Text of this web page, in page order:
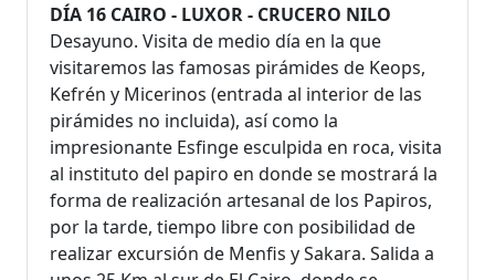
DÍA 16 CAIRO - LUXOR - CRUCERO NILO
Desayuno. Visita de medio día en la que
visitaremos las famosas pirámides de Keops,
Kefrén y Micerinos (entrada al interior de las
pirámides no incluida), así como la
impresionante Esfinge esculpida en roca, visita
al instituto del papiro en donde se mostrará la
forma de realización artesanal de los Papiros,
por la tarde, tiempo libre con posibilidad de
realizar excursión de Menfis y Sakara. Salida a